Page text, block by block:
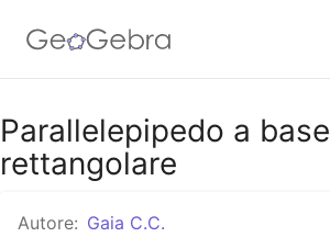
Google Classroom
Parallelepipedo a base
rettangolare
Autore: Gaia C.C.